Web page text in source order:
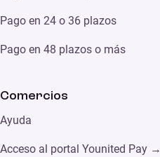
Pago en 24 o 36 plazos
Pago en 48 plazos o más
Comercios
Ayuda
Acceso al portal Younited Pay →